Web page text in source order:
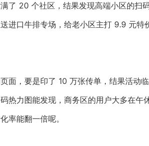
了 20 个社区，结果发现高端小区的扫
进口牛排专场，给老小区主打 9.9 元特
面，要是印了 10 万张传单，结果活动
热力图能发现，商务区的用户大多在午
率能翻一倍呢。